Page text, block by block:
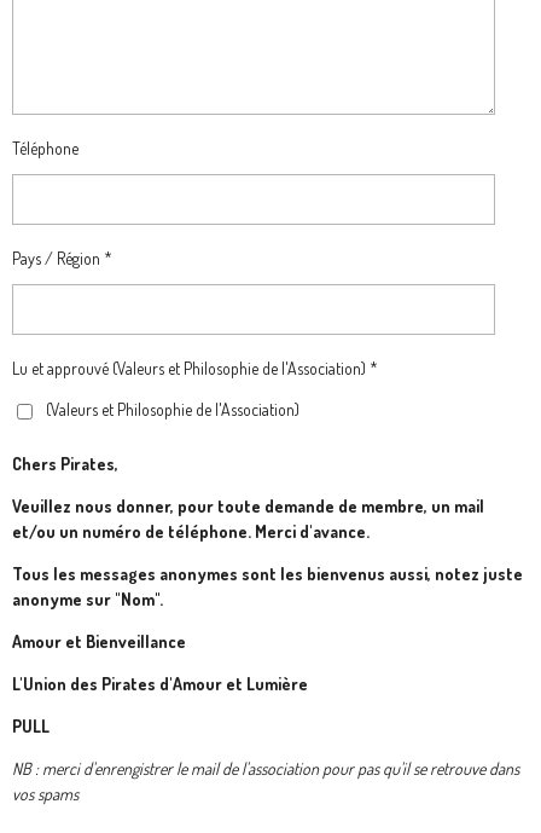
Téléphone
Pays / Région *
Lu et approuvé (Valeurs et Philosophie de l'Association) *
(Valeurs et Philosophie de l'Association)
Chers Pirates,
Veuillez nous donner, pour toute demande de membre, un mail
et/ou un numéro de téléphone. Merci d'avance.
Tous les messages anonymes sont les bienvenus aussi, notez juste
anonyme sur "Nom".
Amour et Bienveillance
L'Union des Pirates d'Amour et Lumière
PULL
NB : merci d'enrengistrer le mail de l'association pour pas qu'il se retrouve dans
vos spams